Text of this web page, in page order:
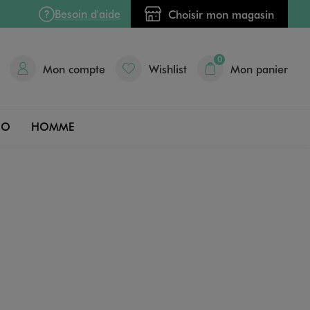
Besoin d'aide Choisir mon magasin
Mon compte Wishlist
0
Mon panier
HOMME